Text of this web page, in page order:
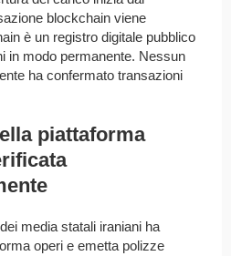
blockchain viene
è un registro digitale pubblico
in modo permanente. Nessun
ha confermato transazioni
piattaforma
media statali iraniani ha
operi e emetta polizze